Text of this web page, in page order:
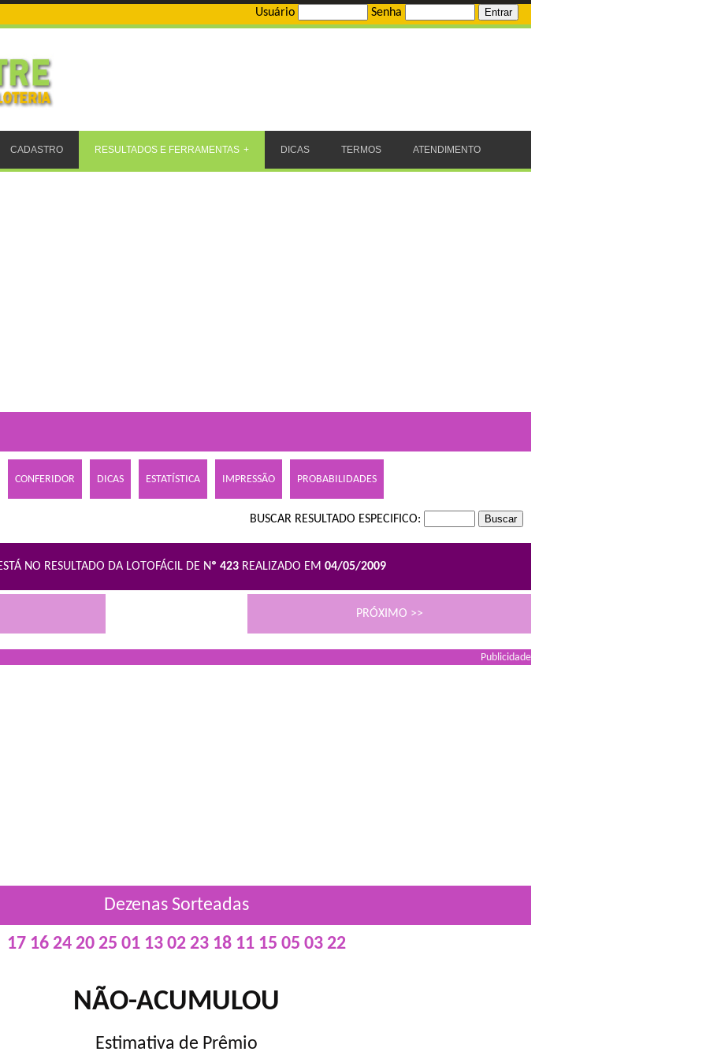
Usuário Senha
CADASTRO RESULTADOS E FERRAMENTAS DICAS TERMOS ATENDIMENTO
CONFERIDOR DICAS ESTATÍSTICA IMPRESSÃO PROBABILIDADES
BUSCAR RESULTADO ESPECIFICO:
NO RESULTADO DA LOTOFÁCIL DE Nº 423 REALIZADO EM 04/05/2009
PRÓXIMO >>
Publicidade
Dezenas Sorteadas
17 16 24 20 25 01 13 02 23 18 11 15 05 03 22
NÃO-ACUMULOU
Estimativa de Prêmio